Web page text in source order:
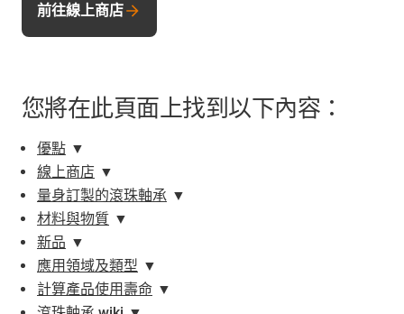
前往線上商店
您將在此頁面上找到以下內容：
優點 ▼
線上商店 ▼
量身訂製的滾珠軸承 ▼
材料與物質 ▼
新品 ▼
應用領域及類型 ▼
計算產品使用壽命 ▼